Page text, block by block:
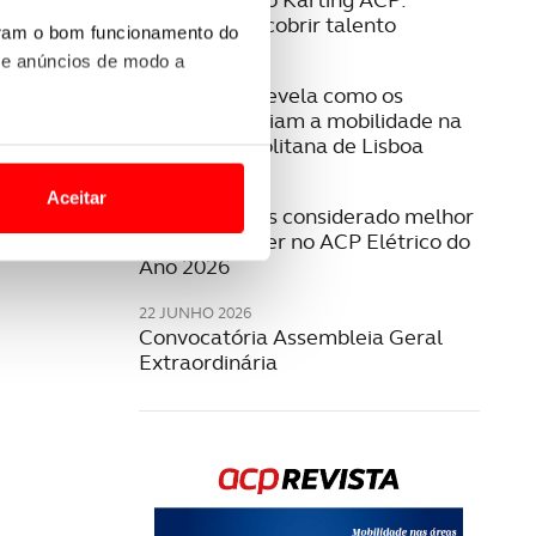
o bom funcionamento do
anúncios de modo a
lhe proporcionar
de análise, com parceiros
com o seu
Aceitar
Formar e descobrir talento
08 JULHO 2026
Estudo ACP revela como os
cidadãos avaliam a mobilidade na
Área Metropolitana de Lisboa
Jeep Compass considerado melhor
SUV/Crossover no ACP Elétrico do
Ano 2026
22 JUNHO 2026
Convocatória Assembleia Geral
Extraordinária